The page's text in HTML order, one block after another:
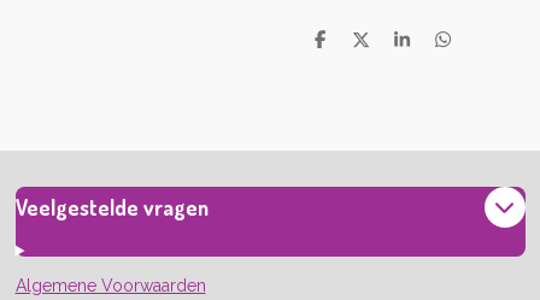
D
D
S
D
Veelgestelde vragen
Algemene Voorwaarden